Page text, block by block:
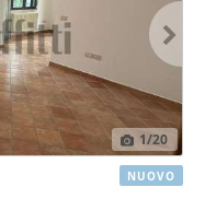
1/20
NUOVO